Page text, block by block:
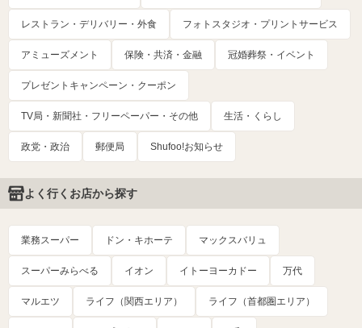
レストラン・デリバリー・外食 フォトスタジオ・プリントサービス
アミューズメント 保険・共済・金融 冠婚葬祭・イベント
プレゼントキャンペーン・クーポン
TV局・新聞社・フリーペーパー・その他 生活・くらし
政党・政治 郵便局 Shufoo!お知らせ
よく行くお店から探す
業務スーパー ドン・キホーテ マックスバリュ
スーパーみらべる イオン イトーヨーカドー 万代
マルエツ ライフ（関西エリア） ライフ（首都圏エリア）